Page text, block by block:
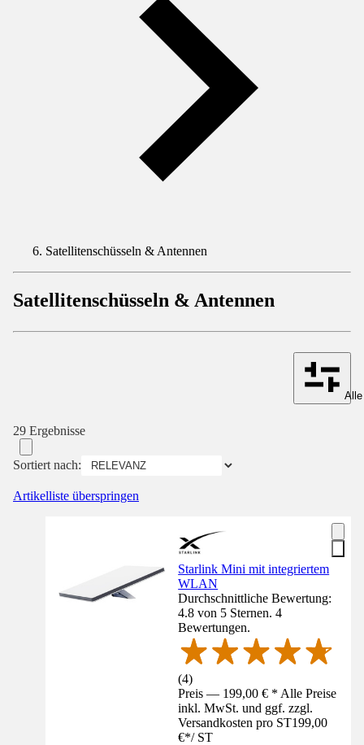
Satellitenschüsseln & Antennen
Satellitenschüsseln & Antennen
29 Ergebnisse
Sortiert nach:
Artikelliste überspringen
Starlink Mini mit integriertem
WLAN
Durchschnittliche Bewertung:
4.8 von 5 Sternen. 4
Bewertungen.
(4)
Preis — 199,00 € * Alle Preise
inkl. MwSt. und ggf. zzgl.
Versandkosten pro ST199,00
€*/ ST